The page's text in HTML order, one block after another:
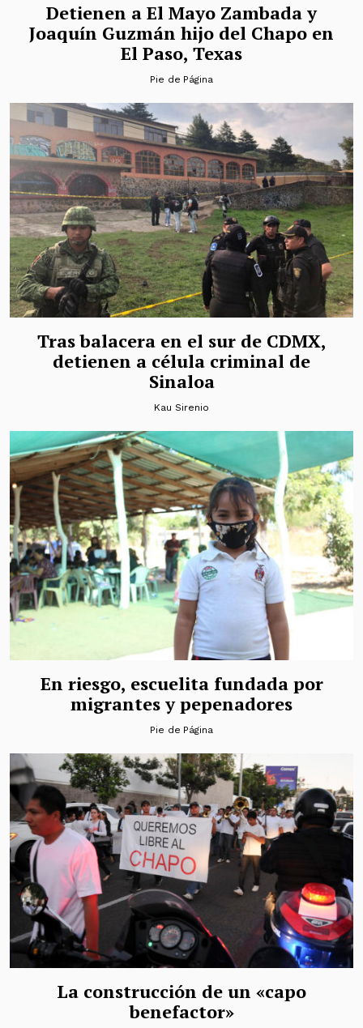
Detienen a El Mayo Zambada y
Joaquín Guzmán hijo del Chapo en
El Paso, Texas
Pie de Página
Tras balacera en el sur de CDMX,
detienen a célula criminal de
Sinaloa
Kau Sirenio
En riesgo, escuelita fundada por
migrantes y pepenadores
Pie de Página
La construcción de un «capo
benefactor»